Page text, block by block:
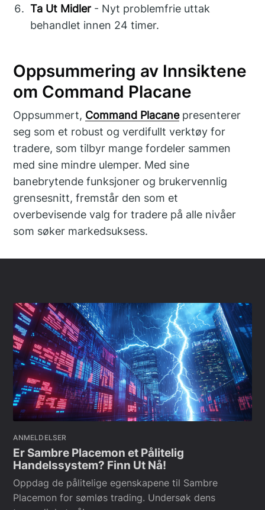
Ta Ut Midler - Nyt problemfrie uttak
behandlet innen 24 timer.
Oppsummering av Innsiktene
om Command Placane
Oppsummert, Command Placanepresenterer
seg som et robust og verdifullt verktøy for
tradere, som tilbyr mange fordeler sammen
med sine mindre ulemper. Med sine
banebrytende funksjoner og brukervennlig
grensesnitt, fremstår den som et
overbevisende valg for tradere på alle nivåer
som søker markedsuksess.
ANMELDELSER
Er Sambre Placemon et Pålitelig
Handelssystem? Finn Ut Nå!
Oppdag de pålitelige egenskapene til Sambre
Placemon for sømløs trading. Undersøk dens